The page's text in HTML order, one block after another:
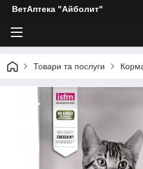
ВетАптека "Айболит"
Товари та послуги